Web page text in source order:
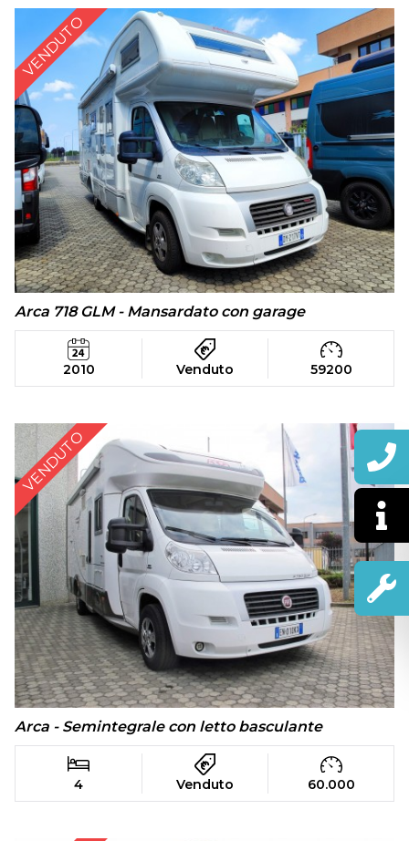
VENDUTO
Arca 718 GLM - Mansardato con garage
2010 Venduto 59200
VENDUTO
Arca - Semintegrale con letto basculante
4 Venduto 60.000